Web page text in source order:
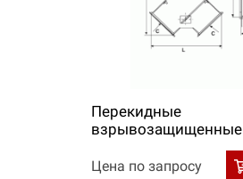
Перекидные
взрывозащищенные
Цена по запросу